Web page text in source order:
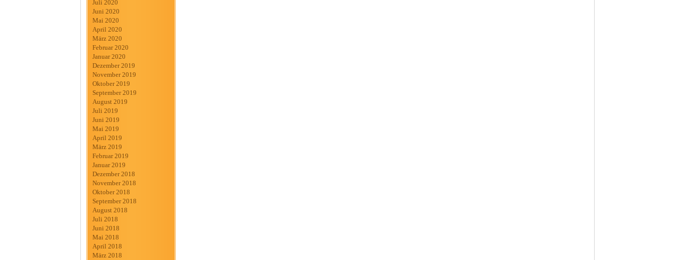
Juli 2020
Juni 2020
Mai 2020
April 2020
März 2020
Februar 2020
Januar 2020
Dezember 2019
November 2019
Oktober 2019
September 2019
August 2019
Juli 2019
Juni 2019
Mai 2019
April 2019
März 2019
Februar 2019
Januar 2019
Dezember 2018
November 2018
Oktober 2018
September 2018
August 2018
Juli 2018
Juni 2018
Mai 2018
April 2018
März 2018